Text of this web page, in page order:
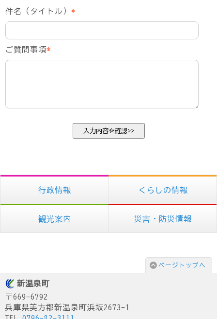
件名（タイトル）*
ご質問事項*
行政情報 くらしの情報
観光案内 災害・防災情報
ページトップへ
新温泉町
〒669-6792
兵庫県美方郡新温泉町浜坂2673-1